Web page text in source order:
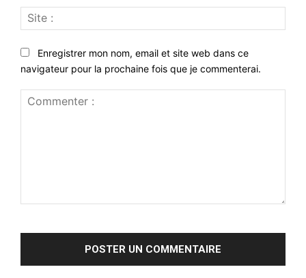
:
Enregistrer mon nom, email et site web dans ce
navigateur pour la prochaine fois que je commenterai.